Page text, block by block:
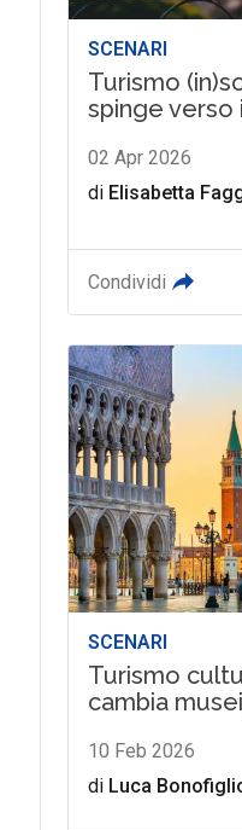
SCENARI
Turismo
spinge verso
02 Apr 2026
di Elisabetta
Condividi
SCENARI
Turismo
cambia
10 Feb 2026
di Luca